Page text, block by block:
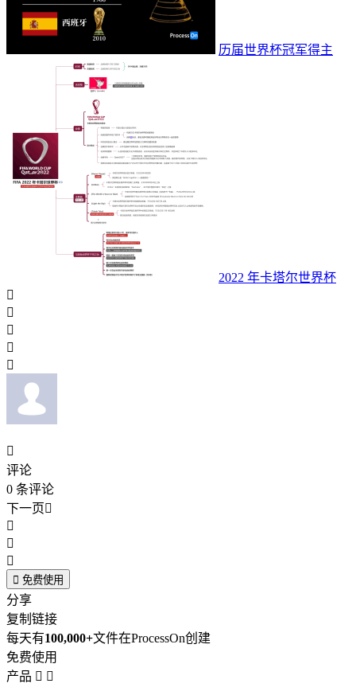
历届世界杯冠军得主
2022 年卡塔尔世界杯






评论
0 条评论
下一页



 免费使用
分享
复制链接
每天有100,000+文件在ProcessOn创建
免费使用
产品  